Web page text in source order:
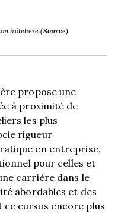
hôtelière (Source)
propose une
à proximité de
les plus
rigueur
en entreprise,
pour celles et
carrière dans le
abordables et des
cursus encore plus